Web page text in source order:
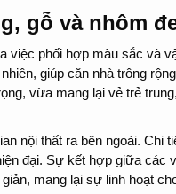
gỗ và nhôm
việc phối hợp màu sắc và
giúp căn nhà trông
vừa mang lại vẻ trẻ
nội thất ra bên ngoài. Chi
đại. Sự kết hợp giữa các
mang lại sự linh hoạt